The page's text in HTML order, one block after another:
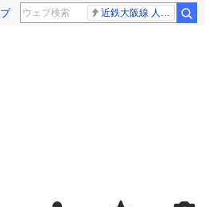
近鉄大阪線 人身事故